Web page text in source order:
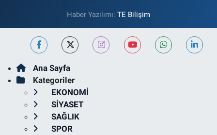
Haber Yazılımı: TE Bilişim
Ana Sayfa
Kategoriler
EKONOMİ
SİYASET
SAĞLIK
SPOR